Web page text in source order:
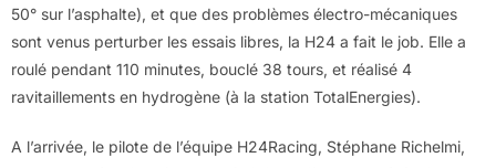
50° sur l’asphalte), et que des problèmes électro-mécaniques
sont venus perturber les essais libres, la H24 a fait le job. Elle a
roulé pendant 110 minutes, bouclé 38 tours, et réalisé 4
ravitaillements en hydrogène (à la station TotalEnergies).
A l’arrivée, le pilote de l’équipe H24Racing, Stéphane Richelmi,